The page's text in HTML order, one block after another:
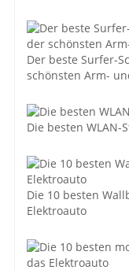
Der beste Surfer-
schönsten Arm-
Die besten WLAN-
Die 10 besten
Elektroauto